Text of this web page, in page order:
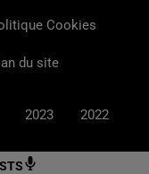
Cookies
du site
2023 2022